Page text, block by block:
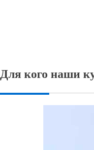
Для кого наши